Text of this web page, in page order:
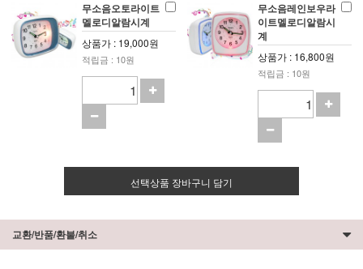
무소음오토라이트
멜로디알람시계
상품가 : 19,000원
적립금 : 10원
무소음레인보우라
이트멜로디알람시
계
상품가 : 16,800원
적립금 : 10원
선택상품 장바구니 담기
교환/반품/환불/취소